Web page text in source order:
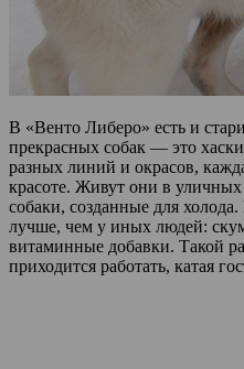
В «Венто Либеро» есть и
прекрасных собак — это
разных линий и окрасов,
красоте. Живут они в
собаки, созданные для
лучше, чем у иных людей:
витаминные добавки. Такой
приходится работать, катая